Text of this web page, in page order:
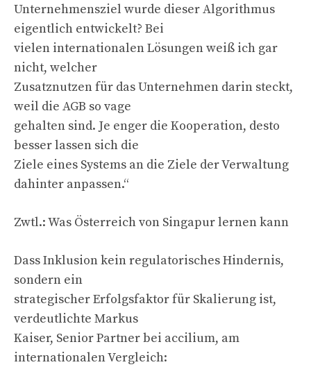
Unternehmensziel wurde dieser Algorithmus
eigentlich entwickelt? Bei
vielen internationalen Lösungen weiß ich gar
nicht, welcher
Zusatznutzen für das Unternehmen darin steckt,
weil die AGB so vage
gehalten sind. Je enger die Kooperation, desto
besser lassen sich die
Ziele eines Systems an die Ziele der Verwaltung
dahinter anpassen.“
Zwtl.: Was Österreich von Singapur lernen kann
Dass Inklusion kein regulatorisches Hindernis,
sondern ein
strategischer Erfolgsfaktor für Skalierung ist,
verdeutlichte Markus
Kaiser, Senior Partner bei accilium, am
internationalen Vergleich: